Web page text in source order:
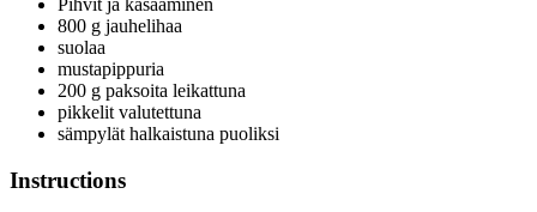
800 g jauhelihaa
suolaa
mustapippuria
200 g paksoita leikattuna
pikkelit valutettuna
sämpylät halkaistuna puoliksi
Instructions